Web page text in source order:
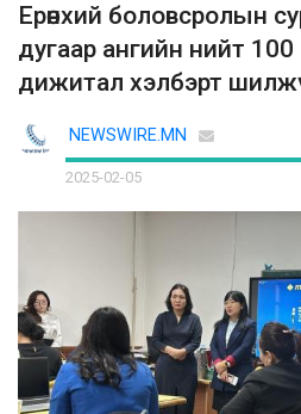
Ерөнхий боловсролын
дугаар ангийн нийт 100
дижитал хэлбэрт
NEWSWIRE.MN
2025-02-05